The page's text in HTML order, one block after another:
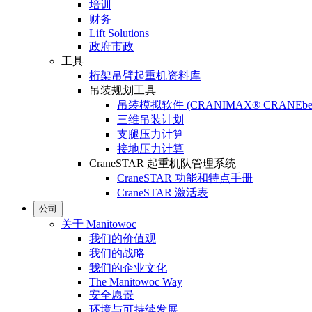
培训
财务
Lift Solutions
政府市政
工具
桁架吊臂起重机资料库
吊装规划工具
吊装模拟软件 (CRANIMAX®
三维吊装计划
支腿压力计算
接地压力计算
CraneSTAR 起重机队管理系统
CraneSTAR 功能和特点手册
CraneSTAR 激活表
公司
关于 Manitowoc
我们的价值观
我们的战略
我们的企业文化
The Manitowoc Way
安全愿景
环境与可持续发展